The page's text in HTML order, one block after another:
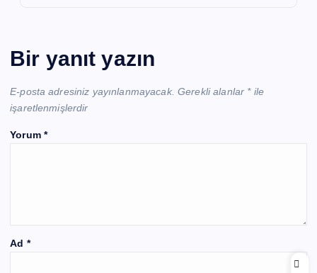
Bir yanıt yazın
E-posta adresiniz yayınlanmayacak. Gerekli alanlar *ile
işaretlenmişlerdir
Yorum *
Ad *